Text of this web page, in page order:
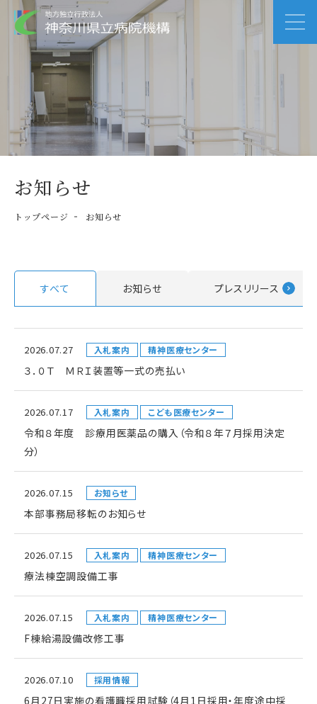
お知らせ
トップページ お知らせ
すべて お知らせ プレスリリース
2026.07.27 入札案内 精神医療センター
３．０Ｔ ＭＲＩ装置等一式の売払い
2026.07.17 入札案内 こども医療センター
令和８年度 診療用医薬品の購入（令和８年７月採用決定
分）
2026.07.15 お知らせ
本部事務局移転のお知らせ
2026.07.15 入札案内 精神医療センター
療法棟空調設備工事
2026.07.15 入札案内 精神医療センター
F棟給湯設備改修工事
2026.07.10 採用情報
6月27日実施の看護職採用試験（4月1日採用・年度途中採